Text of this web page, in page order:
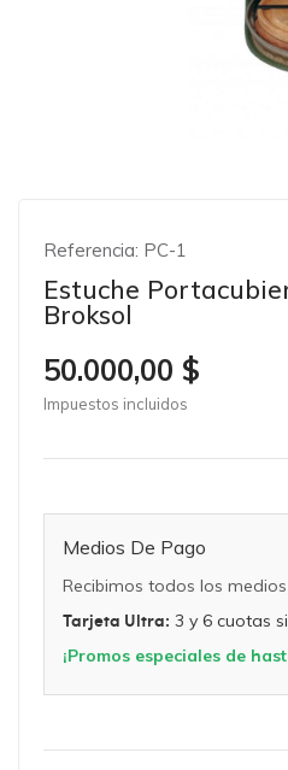
Referencia: PC-1
Estuche
Broksol
50.000,00 $
Impuestos incluidos
Medios De Pago
Recibimos todos los
Tarjeta Ultra: 3 y 6 cuotas
¡Promos especiales de